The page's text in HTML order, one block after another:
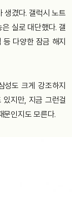
생겼다. 갤럭시 노트
실로 대단했다. 갤
다양한 잠금 해지
성도 크게 강조하지
지만, 지금 그런걸
문인지도 모른다.